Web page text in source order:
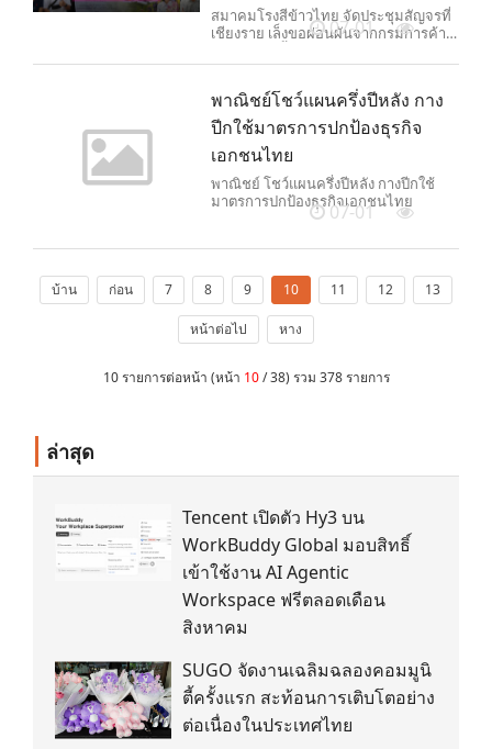
สมาคมโรงสีข้าวไทย จัดประชุมสัญจรที่
เชียงราย เล็งขอผ่อนผันจากกรมการค้า
บรรทุกเกิน 10 ตัน ต้องขออนุญาต ระบุ
หากรัฐเกรงสินค้าเกษตรจะถูกลักลอบขน
เข้ามาจากประเทศเพื่อนบ้าน ควรเข้มงวด
ตามด่านชายแดนอย่างจริงจังจะดีกว่า
07-01
พาณิชย์โชว์แผนครึ่งปีหลัง กาง
ปีกใช้มาตรการปกป้องธุรกิจ
เอกชนไทย
พาณิชย์ โชว์แผนครึ่งปีหลัง กางปีกใช้
มาตรการปกป้องธุรกิจเอกชนไทย
07-01
บ้าน ก่อน 7 8 9 10 11 12 13
หน้าต่อไป หาง
10 รายการต่อหน้า (หน้า 10/ 38) รวม 378 รายการ
ล่าสุด
Tencent เปิดตัว Hy3 บน
WorkBuddy Global มอบสิทธิ์
เข้าใช้งาน AI Agentic
Workspace ฟรีตลอดเดือน
สิงหาคม
SUGO จัดงานเฉลิมฉลองคอมมูนิ
ตี้ครั้งแรก สะท้อนการเติบโตอย่าง
ต่อเนื่องในประเทศไทย